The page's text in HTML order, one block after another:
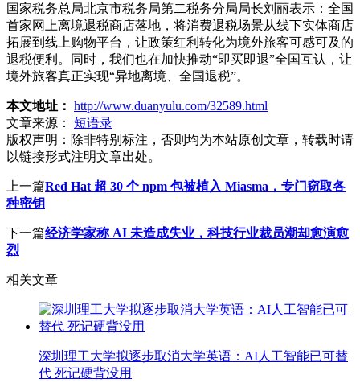
国家税务总局北京市税务局第二税务分局局长刘丽表示：全国
首家网上离境退税商店落地，将消费退税场景从线下实体商店
拓展到线上购物平台，让政策红利转化为境外旅客可感可及的
退税便利。同时，我们也在加快推动“即买即退”全国互认，让
境外旅客真正实现“异地离境、全国退税”。
本文地址： http://www.duanyulu.com/32589.html
文章来源：
短语录
版权声明： 除非特别标注，否则均为本站原创文章，转载时请
以链接形式注明文章出处。
上一篇Red Hat 超 30 个 npm 包被植入 Miasma，专门窃取各
种密钥
下一篇经济学家称 AI 未造成失业，科技行业裁员潮却愈演愈
烈
相关文章
深圳理工大学拟逐步取消大学英语：AI人工智能已可替
代 死记硬背没用